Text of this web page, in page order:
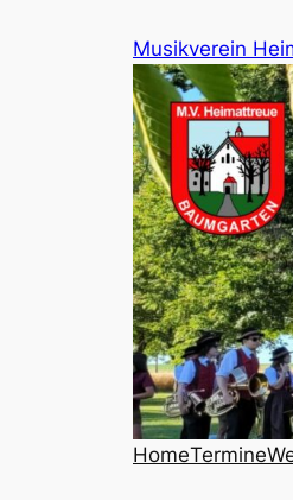
Musikverein
HomeTermine